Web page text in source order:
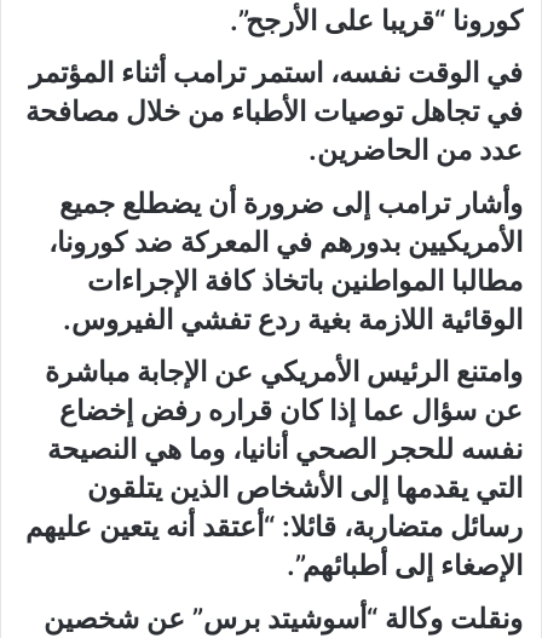
كورونا “قريبا على الأرجح”.
في الوقت نفسه، استمر ترامب أثناء المؤتمر
في تجاهل توصيات الأطباء من خلال مصافحة
عدد من الحاضرين.
وأشار ترامب إلى ضرورة أن يضطلع جميع
الأمريكيين بدورهم في المعركة ضد كورونا،
مطالبا المواطنين باتخاذ كافة الإجراءات
الوقائية اللازمة بغية ردع تفشي الفيروس.
وامتنع الرئيس الأمريكي عن الإجابة مباشرة
عن سؤال عما إذا كان قراره رفض إخضاع
نفسه للحجر الصحي أنانيا، وما هي النصيحة
التي يقدمها إلى الأشخاص الذين يتلقون
رسائل متضاربة، قائلا: “أعتقد أنه يتعين عليهم
الإصغاء إلى أطبائهم”.
ونقلت وكالة “أسوشيتد برس” عن شخصين